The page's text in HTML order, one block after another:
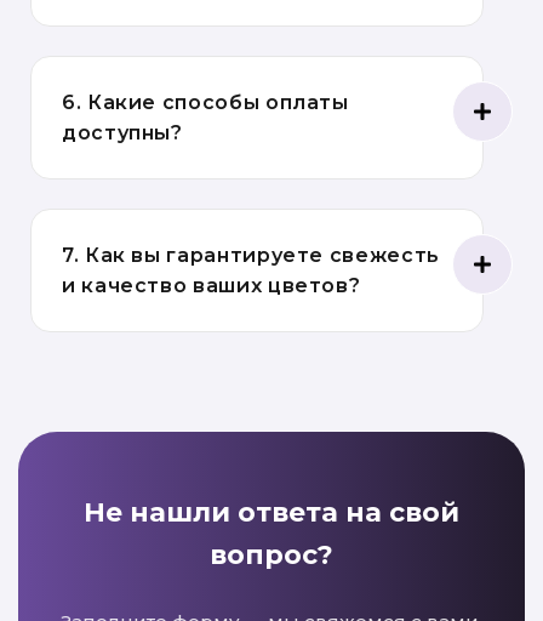
6. Какие способы оплаты
доступны?
7. Как вы гарантируете свежесть
и качество ваших цветов?
Не нашли ответа на свой
вопрос?